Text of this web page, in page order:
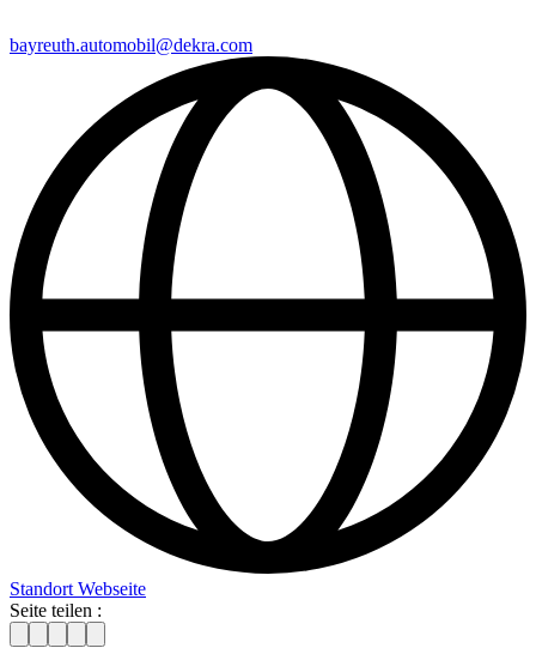
bayreuth​.automobil@​dekra.com
Standort Webseite
Seite teilen :